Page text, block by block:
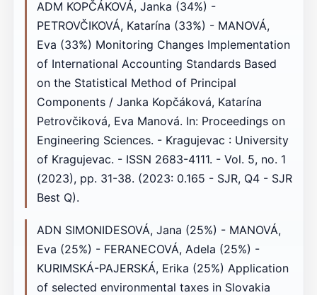
ADM KOPČÁKOVÁ, Janka (34%) -
PETROVČIKOVÁ, Katarína (33%) - MANOVÁ,
Eva (33%) Monitoring Changes Implementation
of International Accounting Standards Based
on the Statistical Method of Principal
Components / Janka Kopčáková, Katarína
Petrovčiková, Eva Manová. In: Proceedings on
Engineering Sciences. - Kragujevac : University
of Kragujevac. - ISSN 2683-4111. - Vol. 5, no. 1
(2023), pp. 31-38. (2023: 0.165 - SJR, Q4 - SJR
Best Q).
ADN SIMONIDESOVÁ, Jana (25%) - MANOVÁ,
Eva (25%) - FERANECOVÁ, Adela (25%) -
KURIMSKÁ-PAJERSKÁ, Erika (25%) Application
of selected environmental taxes in Slovakia